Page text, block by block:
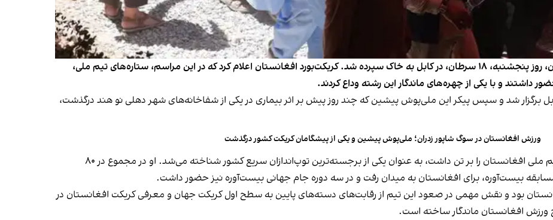
پیکر شاپور زدران،‌ ملی‌پوش پیشین کریکت افغانستان، روز پنجشنبه، ۱۸ سرطان، در کابل به خاک سپرده شد. کریکت‌بورد افغانستان اعلام کرد که در این مراسم، ستاره‌های تیم ملی،
داشتند و با یکی از چهره‌های ماندگار این رشته وداع کردند.
برگزار شد و سپس پیکر این ملی‌پوش پیشین که چند روز پیش بر اثر بیماری در یکی از شفاخانه‌های شهر دهلی نو هند درگذشت،
ورزش افغانستان در سوگ شاپور زدران؛ ملی‌پوش پیشین و یکی از پیشگامان کریکت کشور درگذشت
شاپور زدران که بین سال‌های ۲۰۰۹ تا ۲۰۲۰ پیراهن تیم ملی افغانستان را بر تن داشت، به عنوان یکی از برجسته‌ترین توپ‌اندازان سریع کشور شناخته می‌شد. او در مجموع در ۸۰
بود و نقش مهمی در صعود این تیم از رقابت‌های دسته‌های پایین به سطح اول کریکت جهان و معرفی کریکت افغانستان در
ورزش افغانستان ماندگار ساخته است.